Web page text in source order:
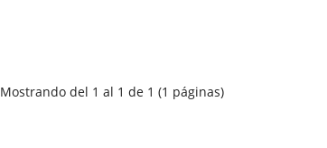
Mostrando del 1 al 1 de 1 (1 páginas)